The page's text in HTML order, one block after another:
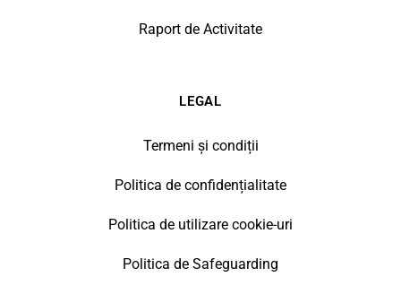
Raport de Activitate
LEGAL
Termeni și condiții
Politica de confidențialitate
Politica de utilizare cookie-uri
Politica de Safeguarding